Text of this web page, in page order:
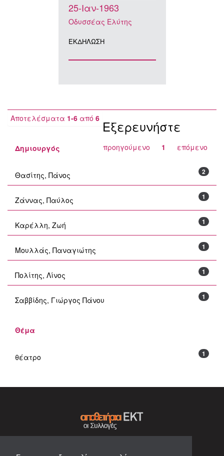
25-Ιαν-1963
Οδυσσέας Ελύτης
ΕΚΔΗΛΩΣΗ
Αποτελέσματα 1-6 από 6
προηγούμενο 1 επόμενο
Εξερευνήστε
Δημιουργός
2
Θασίτης, Πάνος
1
Ζάννας, Παύλος
1
Καρέλλη, Ζωή
1
Μουλλάς, Παναγιώτης
1
Πολίτης, Λίνος
1
Σαββίδης, Γιώργος Πάνου
Θέμα
1
θέατρο